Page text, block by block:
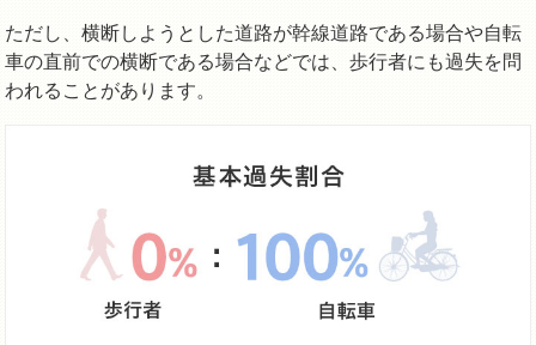
ただし、横断しようとした道路が幹線道路である場合や自転
車の直前での横断である場合などでは、歩行者にも過失を問
われることがあります。